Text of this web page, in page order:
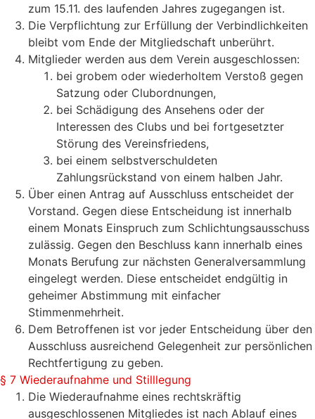
zum 15.11. des laufenden Jahres zugegangen ist.
Die Verpflichtung zur Erfüllung der Verbindlichkeiten
bleibt vom Ende der Mitgliedschaft unberührt.
Mitglieder werden aus dem Verein ausgeschlossen:
bei grobem oder wiederholtem Verstoß gegen
Satzung oder Clubordnungen,
bei Schädigung des Ansehens oder der
Interessen des Clubs und bei fortgesetzter
Störung des Vereinsfriedens,
bei einem selbstverschuldeten
Zahlungsrückstand von einem halben Jahr.
Über einen Antrag auf Ausschluss entscheidet der
Vorstand. Gegen diese Entscheidung ist innerhalb
einem Monats Einspruch zum Schlichtungsausschuss
zulässig. Gegen den Beschluss kann innerhalb eines
Monats Berufung zur nächsten Generalversammlung
eingelegt werden. Diese entscheidet endgültig in
geheimer Abstimmung mit einfacher
Stimmenmehrheit.
Dem Betroffenen ist vor jeder Entscheidung über den
Ausschluss ausreichend Gelegenheit zur persönlichen
Rechtfertigung zu geben.
§ 7 Wiederaufnahme und Stilllegung
Die Wiederaufnahme eines rechtskräftig
ausgeschlossenen Mitgliedes ist nach Ablauf eines